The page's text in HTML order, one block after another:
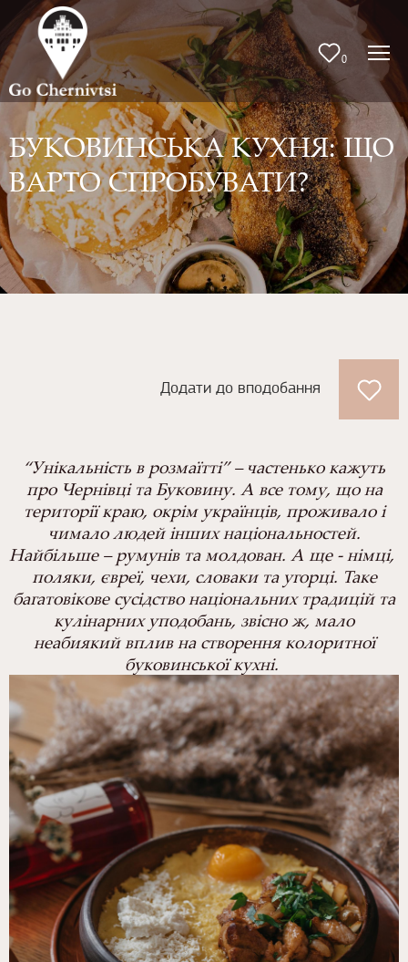
0
БУКОВИНСЬКА КУХНЯ: ЩО
ВАРТО СПРОБУВАТИ?
Додати до вподобання
“Унікальність в розмаїтті” – частенько кажуть
про Чернівці та Буковину. А все тому, що на
території краю, окрім українців, проживало і
чимало людей інших національностей.
Найбільше – румунів та молдован. А ще - німці,
поляки, євреї, чехи, словаки та угорці. Таке
багатовікове сусідство національних традицій та
кулінарних уподобань, звісно ж, мало
неабиякий вплив на створення колоритної
буковинської кухні.